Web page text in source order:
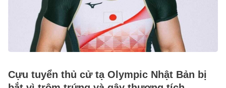
Cựu tuyển thủ cử tạ Olympic Nhật Bản bị